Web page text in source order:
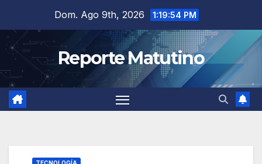
contenido
Dom. Ago 9th, 2026 1:19:55 PM
Reporte Matutino